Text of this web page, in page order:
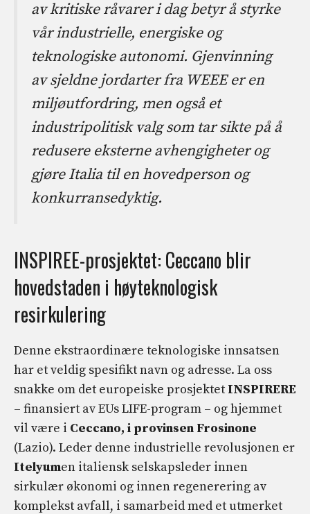
av kritiske råvarer i dag betyr å styrke
vår industrielle, energiske og
teknologiske autonomi. Gjenvinning
av sjeldne jordarter fra WEEE er en
miljøutfordring, men også et
industripolitisk valg som tar sikte på å
redusere eksterne avhengigheter og
gjøre Italia til en hovedperson og
konkurransedyktig.
INSPIREE-prosjektet: Ceccano blir
hovedstaden i høyteknologisk
resirkulering
Denne ekstraordinære teknologiske innsatsen
har et veldig spesifikt navn og adresse. La oss
snakke om det europeiske prosjektet INSPIRERE
– finansiert av EUs LIFE-program – og hjemmet
vil være i Ceccano, i provinsen Frosinone
(Lazio). Leder denne industrielle revolusjonen er
Itelyumen italiensk selskapsleder innen
sirkulær økonomi og innen regenerering av
komplekst avfall, i samarbeid med et utmerket